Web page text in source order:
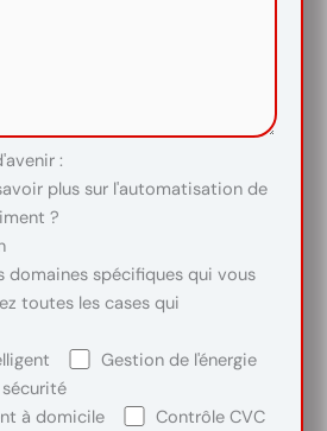
:
plus sur l'automatisation de
?
domaines spécifiques qui vous
toutes les cases qui
Gestion de l'énergie
à domicile
Contrôle CVC